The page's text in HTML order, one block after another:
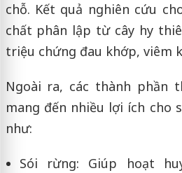
chỗ. Kết quả nghiên cứu
chất phân lập từ cây hy
triệu chứng đau khớp, viêm
Ngoài ra, các thành phần
mang đến nhiều lợi ích cho
như:
Sói rừng: Giúp hoạt